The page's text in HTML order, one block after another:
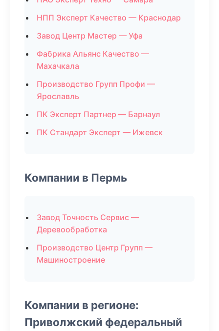
НПП Эксперт Качество — Краснодар
Завод Центр Мастер — Уфа
Фабрика Альянс Качество —
Махачкала
Производство Групп Профи —
Ярославль
ПК Эксперт Партнер — Барнаул
ПК Стандарт Эксперт — Ижевск
Компании в Пермь
Завод Точность Сервис —
Деревообработка
Производство Центр Групп —
Машиностроение
Компании в регионе:
Приволжский федеральный